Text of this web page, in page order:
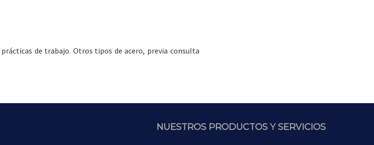
de trabajo. Otros tipos de acero, previa consulta
NUESTROS PRODUCTOS Y SERVICIOS